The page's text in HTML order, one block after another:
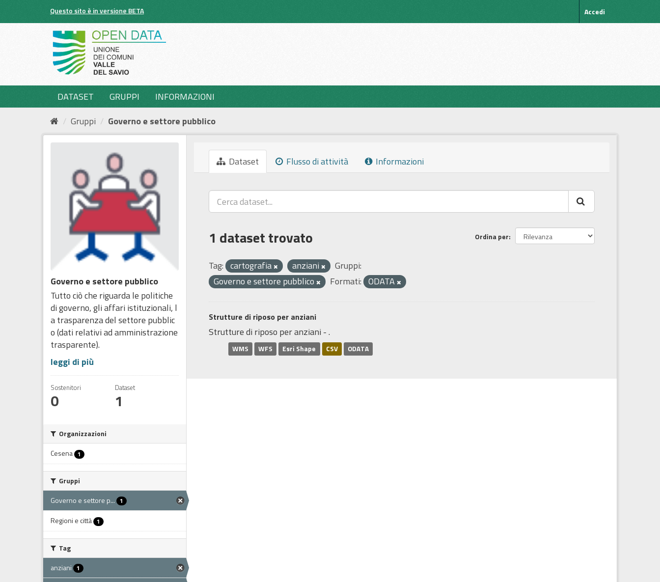
Questo sito è in versione BETA Accedi
DATASET GRUPPI
INFORMAZIONI
Gruppi
Governo e settore pubblico
Governo e settore pubblico
Tutto ciò che riguarda le politiche
di governo, gli affari istituzionali, l
a trasparenza del settore pubblic
o (dati relativi ad amministrazione
trasparente).
leggi di più
Sostenitori
0
Dataset
1
Organizzazioni
Cesena 1
Gruppi
Governo e settore p... 1
Regioni e città 1
Tag
anziani 1
Dataset Flusso di attività Informazioni
Ordina per
1 dataset trovato
Tag: cartografia anziani
Gruppi:
Governo e settore pubblico
Formati: ODATA
Strutture di riposo per anziani
Strutture di riposo per anziani - .
WMS WFS Esri Shape CSV ODATA